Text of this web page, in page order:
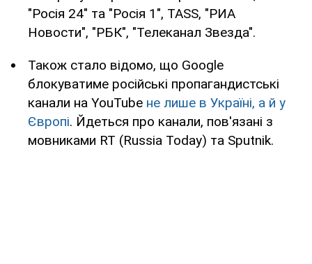
"Росія 24" та "Росія 1", TASS, "РИА
Новости", "РБК", "Телеканал Звезда".
Також стало відомо, що Google
блокуватиме російські пропагандистські
канали на YouTube не лише в Україні, а й у
Європі. Йдеться про канали, пов'язані з
мовниками RT (Russia Today) та Sputnik.